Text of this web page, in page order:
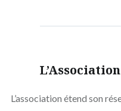
L’association étend son